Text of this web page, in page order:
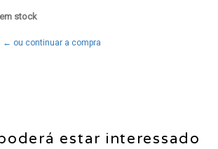
stock
← ou continuar a compra
estar interessado